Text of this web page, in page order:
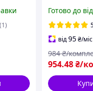
(1)
біле
Готово до
від95₴/міс
954.48₴/
984 ₴/